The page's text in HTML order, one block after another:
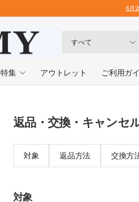
6月
索
特集 アウトレット ご利用ガ
返品・交換・キャンセ
対象 返品方法 交換方
対象